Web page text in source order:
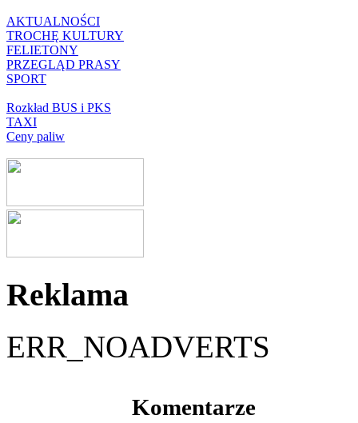
AKTUALNOŚCI
TROCHĘ KULTURY
FELIETONY
PRZEGLĄD PRASY
SPORT
Rozkład BUS i PKS
TAXI
Ceny paliw
Reklama
ERR_NOADVERTS
Komentarze